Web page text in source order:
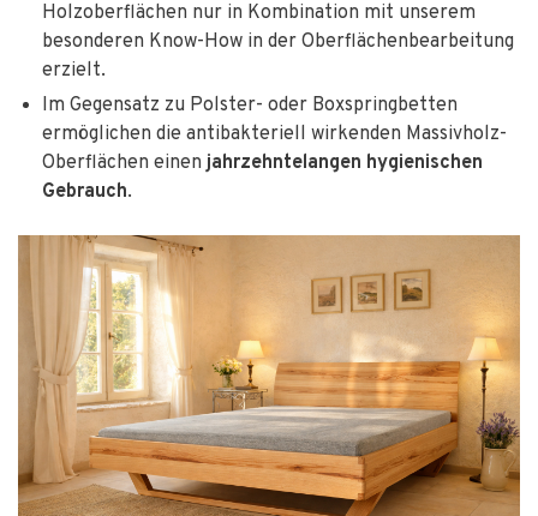
Holzoberflächen nur in Kombination mit unserem
besonderen Know-How in der Oberflächenbearbeitung
erzielt.
Im Gegensatz zu Polster- oder Boxspringbetten
ermöglichen die antibakteriell wirkenden Massivholz-
Oberflächen einenjahrzehntelangen hygienischen
Gebrauch.